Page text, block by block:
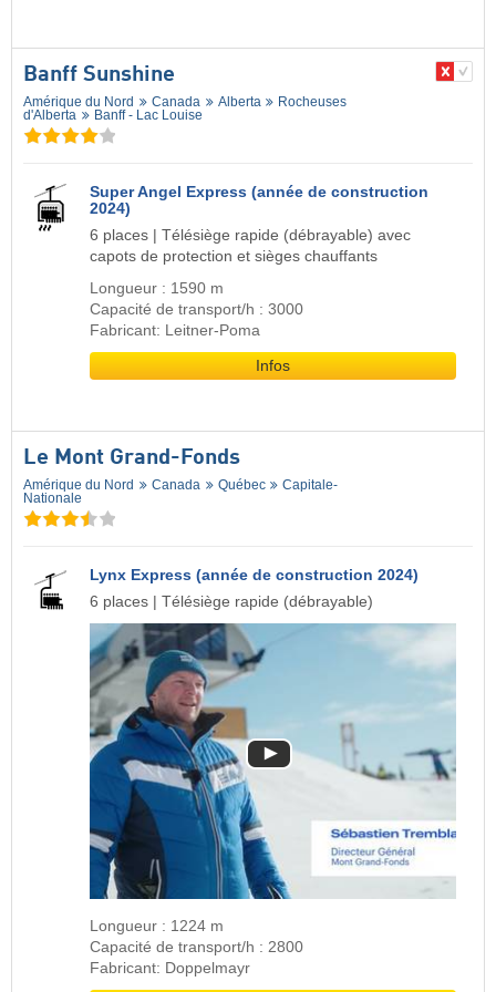
Banff Sunshine
Amérique du Nord Canada Alberta
Rocheuses
d'Alberta
Banff - Lac Louise
Super Angel Express (année de construction
2024)
6 places | Télésiège rapide (débrayable) avec
capots de protection et sièges chauffants
Longueur : 1590 m
Capacité de transport/h : 3000
Fabricant: Leitner-Poma
Infos
Le Mont Grand-Fonds
Amérique du Nord Canada Québec
Capitale-
Nationale
Lynx Express (année de construction 2024)
6 places | Télésiège rapide (débrayable)
Longueur : 1224 m
Capacité de transport/h : 2800
Fabricant: Doppelmayr